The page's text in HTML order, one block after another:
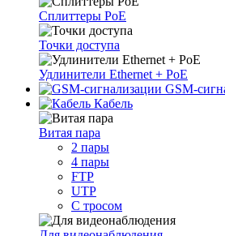
Сплиттеры PoE
Точки доступа
Удлинители Ethernet + PoE
GSM-
Кабель
Витая пара
2 пары
4 пары
FTP
UTP
С тросом